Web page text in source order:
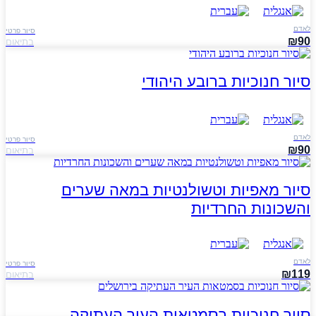
לאדם
₪90
סיור פרטי
בתיאום
סיור חנוכיות ברובע היהודי
לאדם
₪90
סיור פרטי
בתיאום
סיור מאפיות וטשולנטיות במאה שערים
והשכונות החרדיות
לאדם
₪119
סיור פרטי
בתיאום